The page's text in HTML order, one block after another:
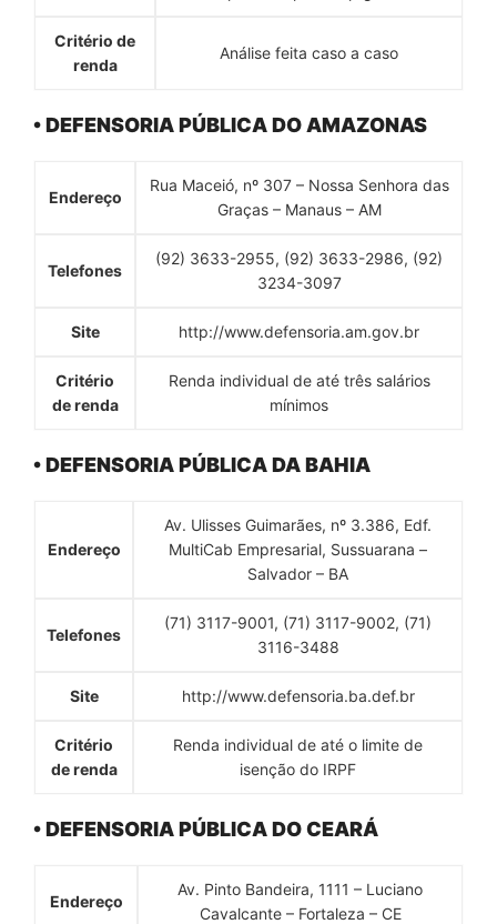
Critério de
renda
Análise feita caso a caso
• DEFENSORIA PÚBLICA DO AMAZONAS
Endereço
Rua Maceió, nº 307 – Nossa Senhora das
Graças – Manaus – AM
Telefones
(92) 3633-2955, (92) 3633-2986, (92)
3234-3097
Site http://www.defensoria.am.gov.br
Critério
de renda
Renda individual de até três salários
mínimos
• DEFENSORIA PÚBLICA DA BAHIA
Endereço
Av. Ulisses Guimarães, nº 3.386, Edf.
MultiCab Empresarial, Sussuarana –
Salvador – BA
Telefones
(71) 3117-9001, (71) 3117-9002, (71)
3116-3488
Site http://www.defensoria.ba.def.br
Critério
de renda
Renda individual de até o limite de
isenção do IRPF
• DEFENSORIA PÚBLICA DO CEARÁ
Endereço
Av. Pinto Bandeira, 1111 – Luciano
Cavalcante – Fortaleza – CE